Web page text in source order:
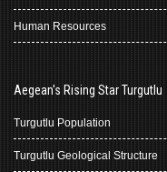
Human Resources
Aegean's Rising Star Turgutlu
Turgutlu Population
Turgutlu Geological Structure